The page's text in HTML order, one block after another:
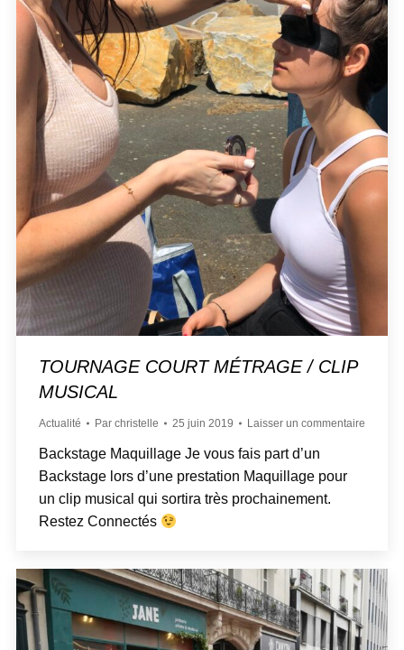
TOURNAGE COURT MÉTRAGE / CLIP
MUSICAL
Actualité Par christelle 25 juin 2019 Laisser un commentaire
Backstage Maquillage Je vous fais part d’un
Backstage lors d’une prestation Maquillage pour
un clip musical qui sortira très prochainement.
Restez Connectés